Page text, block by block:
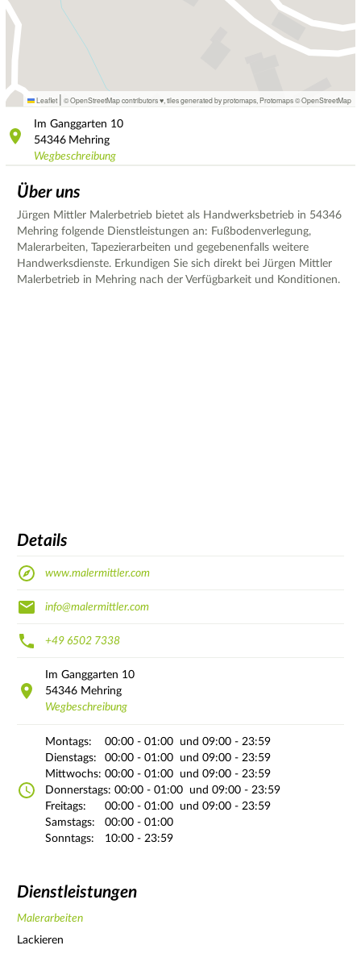
Leaflet | © OpenStreetMap contributors ♥, tiles generated by protomaps Protomaps©OpenStreetMap
Im Ganggarten 10
54346 Mehring
Wegbeschreibung
Über uns
Jürgen Mittler Malerbetrieb bietet als Handwerksbetrieb in 54346
Mehring folgende Dienstleistungen an: Fußbodenverlegung,
Malerarbeiten, Tapezierarbeiten und gegebenenfalls weitere
Handwerksdienste. Erkundigen Sie sich direkt bei Jürgen Mittler
Malerbetrieb in Mehring nach der Verfügbarkeit und Konditionen.
Details
www.malermittler.com
info@malermittler.com
+49 6502 7338
Im Ganggarten 10
54346 Mehring
Wegbeschreibung
Montags: 00:00 - 01:00
und 09:00 - 23:59
Dienstags:
00:00 - 01:00
und 09:00 - 23:59
Mittwochs: 00:00 - 01:00
und 09:00 - 23:59
Donnerstags: 00:00 - 01:00
und 09:00 - 23:59
Freitags:
00:00 - 01:00
und 09:00 - 23:59
Samstags:
00:00 - 01:00
Sonntags:
10:00 - 23:59
Dienstleistungen
Malerarbeiten
Lackieren